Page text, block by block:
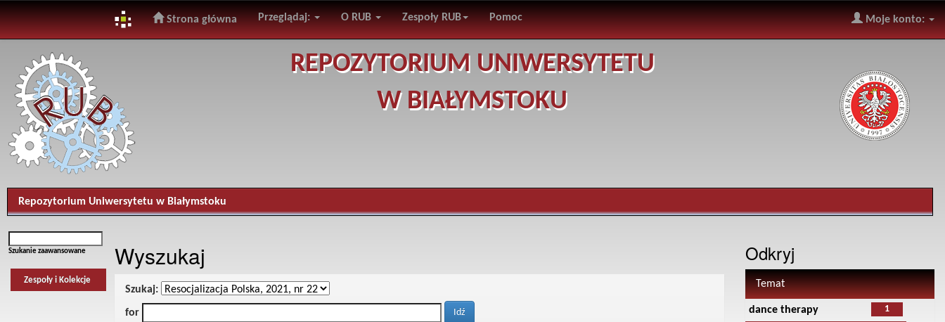
navigation
Strona główna Przeglądaj: O RUB Zespoły RUB Pomoc Moje konto:
REPOZYTORIUM UNIWERSYTETU
W BIAŁYMSTOKU
Repozytorium Uniwersytetu w Białymstoku
Szukanie zaawansowane
Zespoły i Kolekcje
Wyszukaj
Szukaj:
for
Odkryj
Temat
1
dance therapy